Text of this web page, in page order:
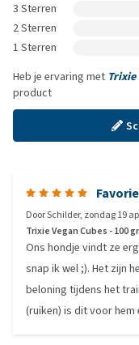
3 Sterren
2 Sterren
1 Sterren
Heb je ervaring met Trixie
product
DoorSchilder, zondag 19
Trixie Vegan Cubes - 100 gr
Ons hondje vindt ze
snap ik wel ;). Het zijn
beloning tijdens het
(ruiken) is dit voor hem